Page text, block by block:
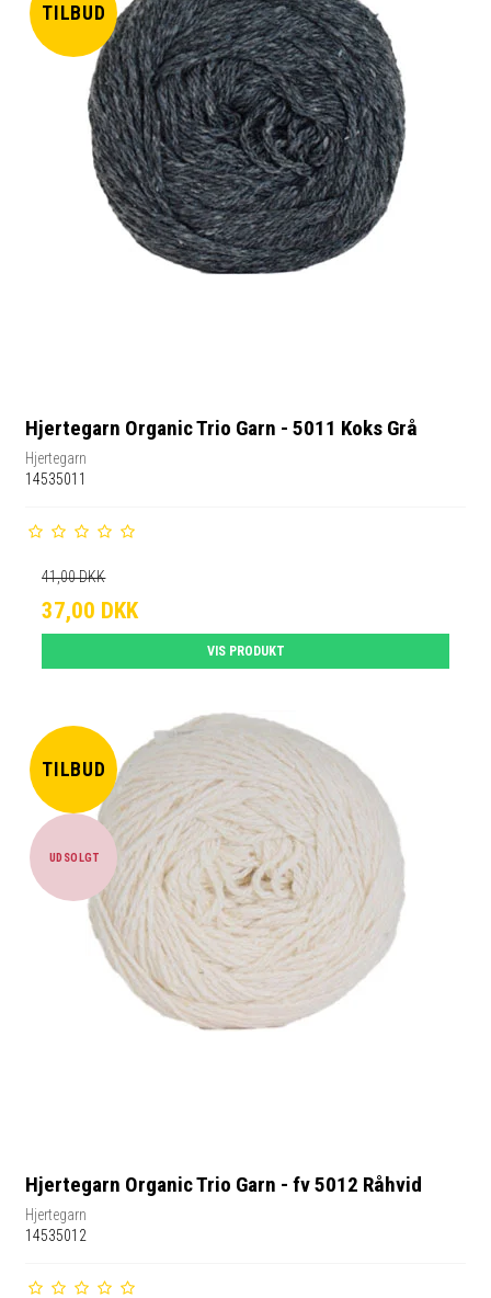
TILBUD
Hjertegarn Organic Trio Garn - 5011 Koks Grå
Hjertegarn
14535011
41,00 DKK
37,00 DKK
VIS PRODUKT
TILBUD
UDSOLGT
Hjertegarn Organic Trio Garn - fv 5012 Råhvid
Hjertegarn
14535012